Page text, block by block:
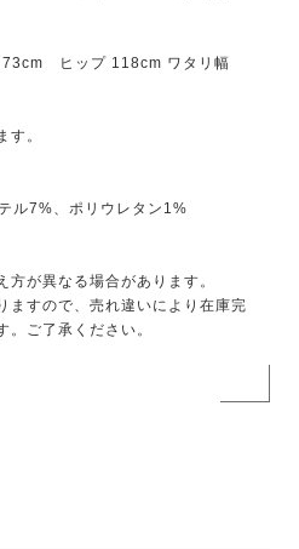
73cm ヒップ 118cm ワタリ幅
。
ル7%、ポリウレタン1%
が異なる場合があります。
ますので、売れ違いにより在庫完
ご了承ください。